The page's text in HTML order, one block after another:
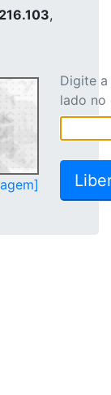
,
Digite
lado no